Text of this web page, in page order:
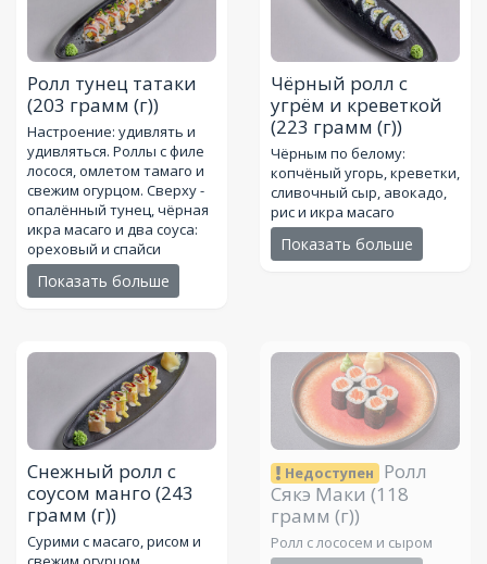
Ролл тунец татаки
(203 грамм (г))
Настроение: удивлять и
удивляться. Роллы с филе
лосося, омлетом тамаго и
свежим огурцом. Сверху -
опалённый тунец, чёрная
икра масаго и два соуса:
ореховый и спайси
Показать больше
Чёрный ролл с
угрём и креветкой
(223 грамм (г))
Чёрным по белому:
копчёный угорь, креветки,
сливочный сыр, авокадо,
рис и икра масаго
Показать больше
Снежный ролл с
соусом манго (243
грамм (г))
Сурими с масаго, рисом и
Недоступен
Ролл
Сякэ Маки (118
грамм (г))
Ролл с лососем и сыром